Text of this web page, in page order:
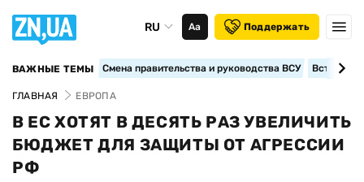
RU Аа Поддержать
ВАЖНЫЕ ТЕМЫ Смена правительства и руководства ВСУ
ГЛАВНАЯ ЕВРОПА
В ЕС ХОТЯТ В ДЕСЯТЬ РАЗ УВЕЛИЧИТЬ
БЮДЖЕТ ДЛЯ ЗАЩИТЫ ОТ АГРЕССИИ
РФ